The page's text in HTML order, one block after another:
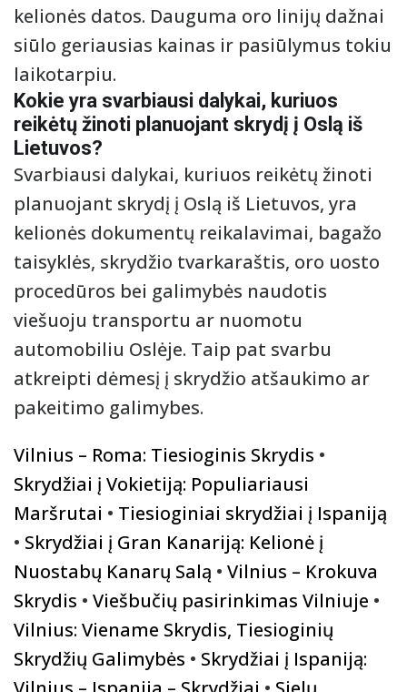
kelionės datos. Dauguma oro linijų dažnai
siūlo geriausias kainas ir pasiūlymus tokiu
laikotarpiu.
Kokie yra svarbiausi dalykai, kuriuos
reikėtų žinoti planuojant skrydį į Oslą iš
Lietuvos?
Svarbiausi dalykai, kuriuos reikėtų žinoti
planuojant skrydį į Oslą iš Lietuvos, yra
kelionės dokumentų reikalavimai, bagažo
taisyklės, skrydžio tvarkaraštis, oro uosto
procedūros bei galimybės naudotis
viešuoju transportu ar nuomotu
automobiliu Oslėje. Taip pat svarbu
atkreipti dėmesį į skrydžio atšaukimo ar
pakeitimo galimybes.
Vilnius – Roma: Tiesioginis Skrydis •
Skrydžiai į Vokietiją: Populiariausi
Maršrutai • Tiesioginiai skrydžiai į Ispaniją
• Skrydžiai į Gran Kanariją: Kelionė į
Nuostabų Kanarų Salą • Vilnius – Krokuva
Skrydis • Viešbučių pasirinkimas Vilniuje •
Vilnius: Viename Skrydis, Tiesioginių
Skrydžių Galimybės • Skrydžiai į Ispaniją: